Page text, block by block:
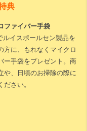
が算出されます。
典
ファイバー手袋
ルイスポールセン製品を
方に、もれなくマイクロ
ー手袋をプレゼント。商
や、日頃のお掃除の際に
ださい。